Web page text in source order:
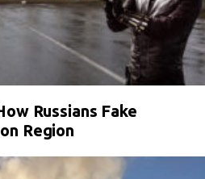
Russians Fake
Region